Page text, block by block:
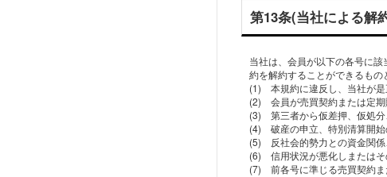
第13条(当社による解
当社は、会員が以下の各号に
約を解約することができるもの
(1) 本規約に違反し、当社が是
(2) 会員が売買契約または定期
(3) 第三者から仮差押、仮処分
(4) 破産の申立、特別清算開始
(5) 反社会的勢力との資金関係
(6) 信用状況が悪化しまたはそ
(7) 前各号に準じる売買契約ま